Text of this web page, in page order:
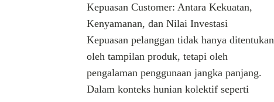
Kepuasan Customer: Antara Kekuatan,
Kenyamanan, dan Nilai Investasi
Kepuasan pelanggan tidak hanya ditentukan
oleh tampilan produk, tetapi oleh
pengalaman penggunaan jangka panjang.
Dalam konteks hunian kolektif seperti